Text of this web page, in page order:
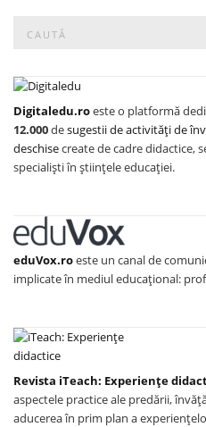
for:
Digitaledu.roeste o platformă
12.000desugestii de activități de
deschisecreate de cadre didactice,
specialiști în științele educației.
eduVox.roeste un canal de
implicate în mediul educațional:
Revista iTeach: Experienţe
aspectele practice ale predării,
aducerea în prim plan a